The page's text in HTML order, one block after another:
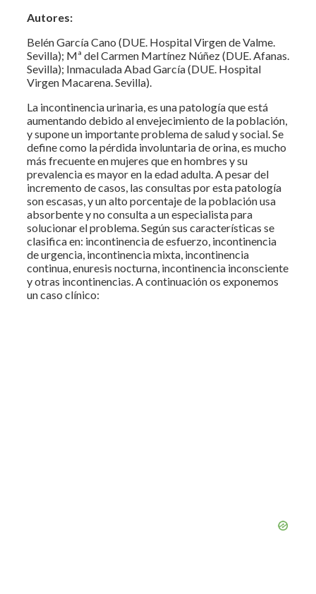
Autores:
Belén García Cano (DUE. Hospital Virgen de Valme.
Sevilla); Mª del Carmen Martínez Núñez (DUE. Afanas.
Sevilla); Inmaculada Abad García (DUE. Hospital
Virgen Macarena. Sevilla).
La incontinencia urinaria, es una patología que está
aumentando debido al envejecimiento de la población,
y supone un importante problema de salud y social. Se
define como la pérdida involuntaria de orina, es mucho
más frecuente en mujeres que en hombres y su
prevalencia es mayor en la edad adulta. A pesar del
incremento de casos, las consultas por esta patología
son escasas, y un alto porcentaje de la población usa
absorbente y no consulta a un especialista para
solucionar el problema. Según sus características se
clasifica en: incontinencia de esfuerzo, incontinencia
de urgencia, incontinencia mixta, incontinencia
continua, enuresis nocturna, incontinencia inconsciente
y otras incontinencias. A continuación os exponemos
un caso clínico: